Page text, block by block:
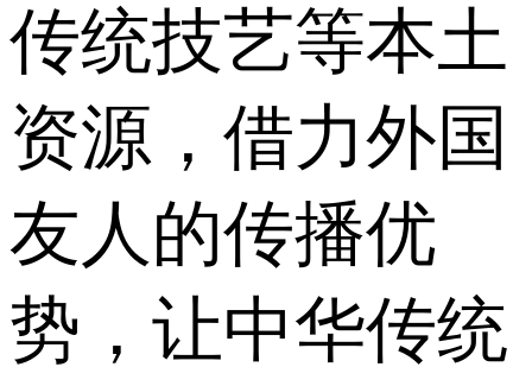
传统技艺等本土
资源，借力外国
友人的传播优
势，让中华传统